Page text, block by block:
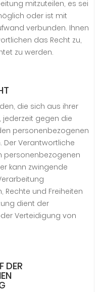
mitzuteilen, es sei
oder ist mit
verbunden. Ihnen
das Recht zu,
zu werden.
die sich aus ihrer
gegen die
personenbezogenen
Der Verantwortliche
personenbezogenen
kann zwingende
Rechte und Freiheiten
dient der
Verteidigung von
DER